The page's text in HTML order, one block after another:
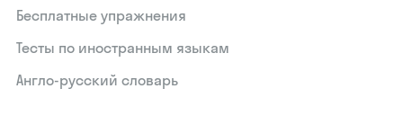
Бесплатные упражнения
Тесты по иностранным языкам
Англо-русский словарь